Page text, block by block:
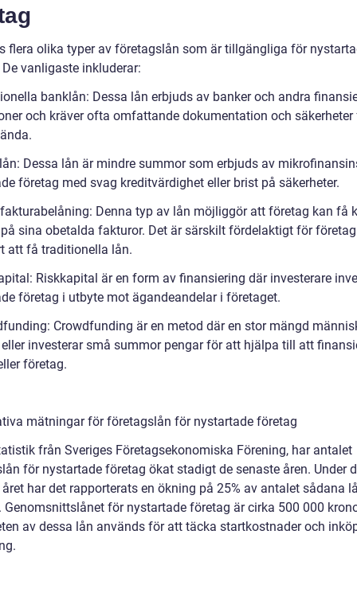
flera olika typer av företagslån som är tillgängliga för
vanligaste inkluderar:
banklån: Dessa lån erbjuds av banker och andra
och kräver ofta omfattande dokumentation och
Dessa lån är mindre summor som erbjuds av
företag med svag kreditvärdighet eller brist på säkerheter.
Denna typ av lån möjliggör att företag kan få
sina obetalda fakturor. Det är särskilt fördelaktigt för
att få traditionella lån.
Riskkapital är en form av finansiering där investerare
företag i utbyte mot ägandeandelar i företaget.
Crowdfunding är en metod där en stor mängd
investerar små summor pengar för att hjälpa till att
företag.
mätningar för företagslån för nystartade företag
från Sveriges Företagsekonomiska Förening, har antalet
för nystartade företag ökat stadigt de senaste åren. Under
har det rapporterats en ökning på 25% av antalet sådana
Genomsnittslånet för nystartade företag är cirka 500 000
av dessa lån används för att täcka startkostnader och